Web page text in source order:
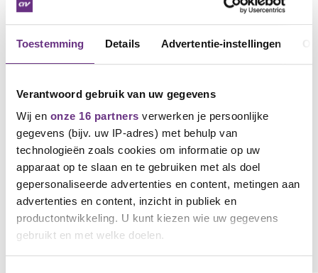
Toestemming Details Advertentie-instellingen
Verantwoord gebruik van uw gegevens
Wij en onze 16 partners verwerken je persoonlijke
gegevens (bijv. uw IP-adres) met behulp van
technologieën zoals cookies om informatie op uw
apparaat op te slaan en te gebruiken met als doel
gepersonaliseerde advertenties en content, metingen aan
advertenties en content, inzicht in publiek en
productontwikkeling. U kunt kiezen wie uw gegevens
gebruikt en met welke doelen.
Mocht je individuele vragen hebben over je werk of
CNV of mij als vakbondsbestuurder namens CNV.
Mirjam van Leussen
Vakbondsbestuurder CNV
M. 0628866597
E. m.vanleussen@cnv.nl
Gerelateerd nieuws
Zie al het nieuws